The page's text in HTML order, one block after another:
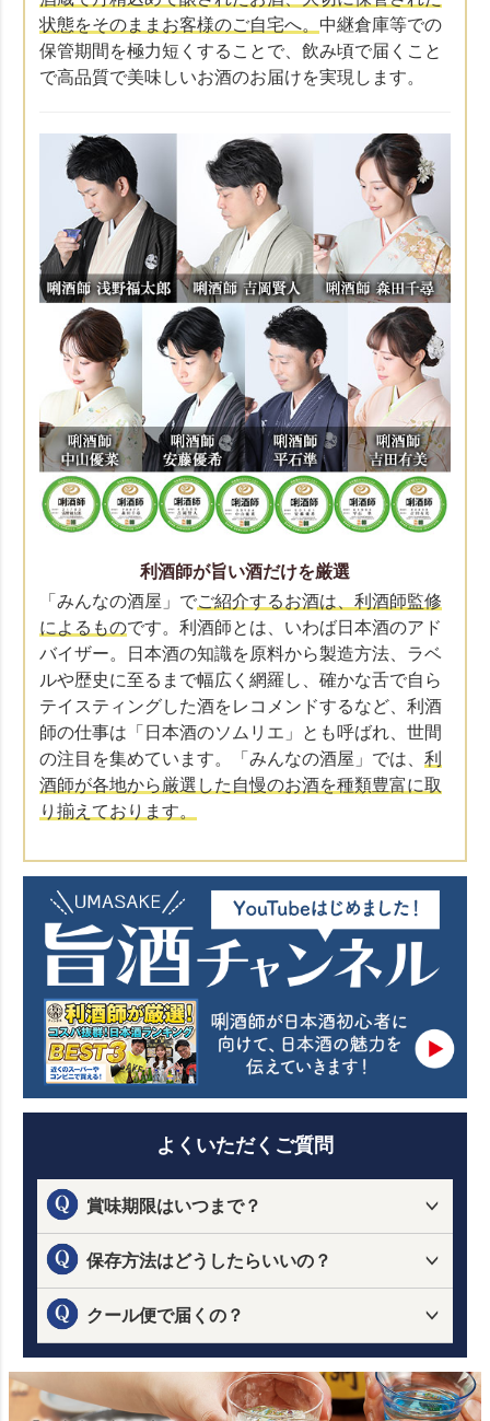
状態をそのままお客様のご自宅へ。 中継倉庫等での
保管期間を極力短くすることで、飲み頃で届くこと
で高品質で美味しいお酒のお届けを実現します。
利酒師が旨い酒だけを厳選
「みんなの酒屋」でご紹介するお酒は、利酒師監修
によるものです。利酒師とは、いわば日本酒のアド
バイザー。日本酒の知識を原料から製造方法、ラベ
ルや歴史に至るまで幅広く網羅し、確かな舌で自ら
テイスティングした酒をレコメンドするなど、利酒
師の仕事は「日本酒のソムリエ」とも呼ばれ、世間
の注目を集めています。「みんなの酒屋」では、 利
酒師が各地から厳選した自慢のお酒を種類豊富に取
り揃えております。
よくいただくご質問
賞味期限はいつまで？
保存方法はどうしたらいいの？
クール便で届くの？